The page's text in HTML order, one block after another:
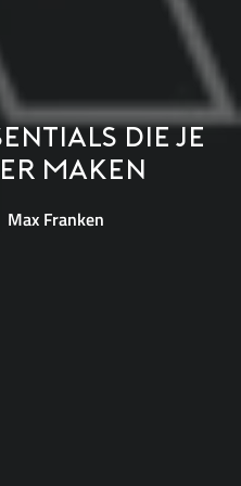
die je
maken
Max Franken